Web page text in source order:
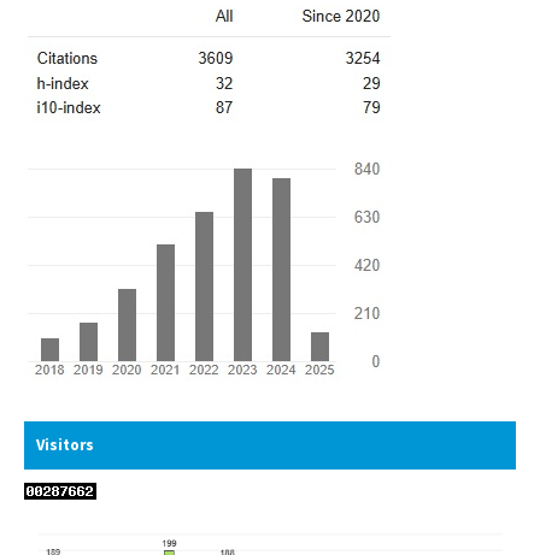
Visitors